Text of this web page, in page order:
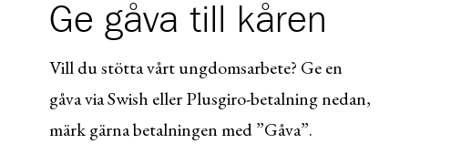
Ge gåva till kåren
Vill du stötta vårt ungdomsarbete? Ge en
gåva via Swish eller Plusgiro-betalning nedan,
märk gärna betalningen med ”Gåva”.